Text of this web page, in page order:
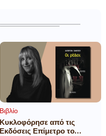
Βιβλίο
Κυκλοφόρησε από τις
Εκδόσεις Επίμετρο το